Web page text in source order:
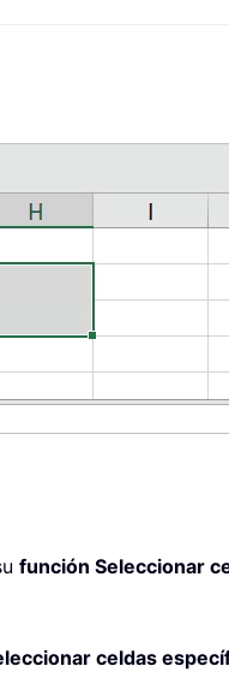
función Seleccionar
celdas